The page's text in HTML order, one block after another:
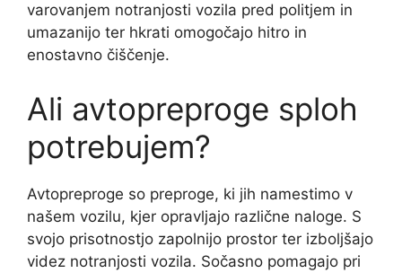
varovanjem notranjosti vozila pred politjem in
umazanijo ter hkrati omogočajo hitro in
enostavno čiščenje.
Ali avtopreproge sploh
potrebujem?
Avtopreproge so preproge, ki jih namestimo v
našem vozilu, kjer opravljajo različne naloge. S
svojo prisotnostjo zapolnijo prostor ter izboljšajo
videz notranjosti vozila. Sočasno pomagajo pri